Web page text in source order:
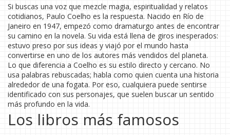
Si buscas una voz que mezcle magia, espiritualidad y relatos
cotidianos, Paulo Coelho es la respuesta. Nacido en Río de
Janeiro en 1947, empezó como dramaturgo antes de encontrar
su camino en la novela. Su vida está llena de giros inesperados:
estuvo preso por sus ideas y viajó por el mundo hasta
convertirse en uno de los autores más vendidos del planeta.
Lo que diferencia a Coelho es su estilo directo y cercano. No
usa palabras rebuscadas; habla como quien cuenta una historia
alrededor de una fogata. Por eso, cualquiera puede sentirse
identificado con sus personajes, que suelen buscar un sentido
más profundo en la vida.
Los libros más famosos